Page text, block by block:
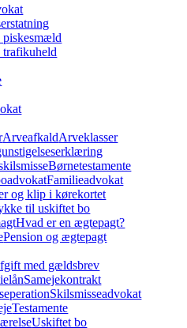
piskesmæld
trafikuheld
ArveafkaldArveklasser
Børnetestamente
Familieadvokat
og klip i kørekortet
til uskiftet bo
Hvad er en ægtepagt?
Pension og ægtepagt
med gældsbrev
Samejekontrakt
Skilsmisseadvokat
Testamente
Uskiftet bo